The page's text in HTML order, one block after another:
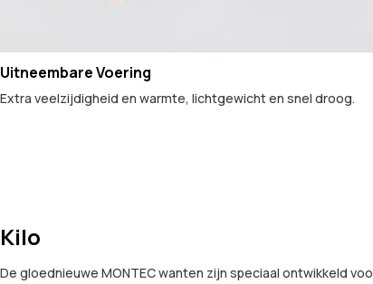
Uitneembare Voering
Extra veelzijdigheid en warmte, lichtgewicht en snel droog.
Kilo
De gloednieuwe MONTEC wanten zijn speciaal ontwikkeld